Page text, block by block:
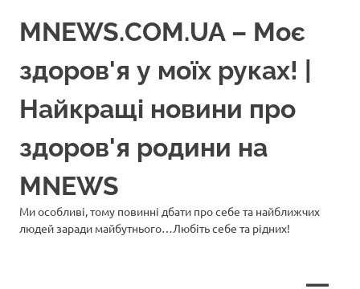
MNEWS.COM.UA – Моє
здоров'я у моїх руках! |
Найкращі новини про
здоров'я родини на
MNEWS
Ми особливі, тому повинні дбати про себе та найближчих
людей заради майбутнього…Любіть себе та рідних!